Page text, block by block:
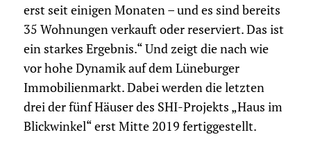
erst seit einigen Monaten – und es sind bereits
35 Wohnungen verkauft oder reserviert. Das ist
ein starkes Ergebnis.“ Und zeigt die nach wie
vor hohe Dynamik auf dem Lüneburger
Immobilienmarkt. Dabei werden die letzten
drei der fünf Häuser des SHI-Projekts „Haus im
Blickwinkel“ erst Mitte 2019 fertiggestellt.